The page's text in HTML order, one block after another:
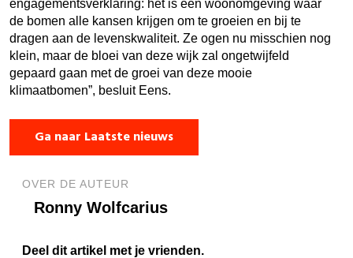
engagementsverklaring: het is een woonomgeving waar
de bomen alle kansen krijgen om te groeien en bij te
dragen aan de levenskwaliteit. Ze ogen nu misschien nog
klein, maar de bloei van deze wijk zal ongetwijfeld
gepaard gaan met de groei van deze mooie
klimaatbomen”, besluit Eens.
Ga naar Laatste nieuws
OVER DE AUTEUR
Ronny Wolfcarius
Deel dit artikel met je vrienden.